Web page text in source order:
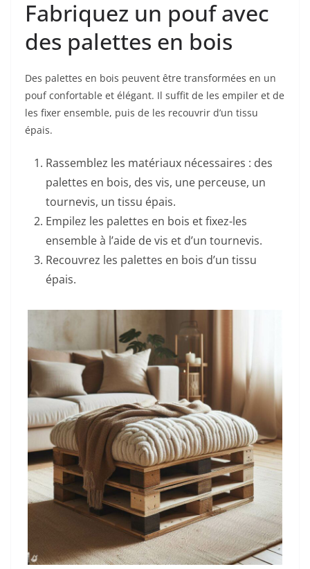
Fabriquez un pouf avec
des palettes en bois
Des palettes en bois peuvent être transformées en un
pouf confortable et élégant. Il suffit de les empiler et de
les fixer ensemble, puis de les recouvrir d’un tissu
épais.
Rassemblez les matériaux nécessaires : des
palettes en bois, des vis, une perceuse, un
tournevis, un tissu épais.
Empilez les palettes en bois et fixez-les
ensemble à l’aide de vis et d’un tournevis.
Recouvrez les palettes en bois d’un tissu
épais.